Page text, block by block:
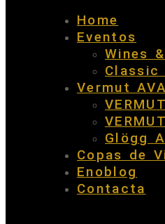
Home
Eventos
Wines
Classic
Vermut AVA
Glögg
Copas de
Enoblog
Contacta